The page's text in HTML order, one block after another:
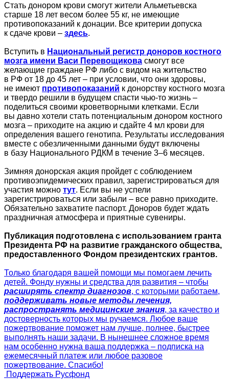
Стать донором крови смогут жители Альметьевска
старше 18 лет весом более 55 кг, не имеющие
противопоказаний к донации. Все критерии допуска
к сдаче крови – здесь.
Вступить в Национальный регистр доноров костного
мозга имени Васи Перевощикова смогут все
желающие граждане РФ либо с видом на жительство
в РФ от 18 до 45 лет – при условии, что они здоровы,
не имеют противопоказаний к донорству костного мозга
и твердо решили в будущем спасти чью-то жизнь –
поделиться своими кроветворными клетками. Если
вы давно хотели стать потенциальным донором костного
мозга – приходите на акцию и сдайте 4 мл крови для
определения вашего генотипа. Результаты исследования
вместе с обезличенными данными будут включены
в базу Национального РДКМ в течение 3–6 месяцев.
Зимняя донорская акция пройдет с соблюдением
противоэпидемических правил, зарегистрироваться для
участия можно тут. Если вы не успели
зарегистрироваться или забыли – все равно приходите.
Обязательно захватите паспорт. Доноров будет ждать
праздничная атмосфера и приятные сувениры.
Публикация подготовлена с использованием гранта
Президента РФ на развитие гражданского общества,
предоставленного Фондом президентских грантов.
Только благодаря вашей помощи мы помогаем лечить
детей. Фонду нужны и средства для развития – чтобы
расширять спектр диагнозов, с которыми работаем,
поддерживать новые методы лечения,
распространять медицинские знания, за качество и
достоверность которых мы ручаемся. Любое ваше
пожертвование поможет нам лучше, полнее, быстрее
выполнять наши задачи. В нынешнее сложное время
нам особенно нужна ваша поддержка – подписка на
ежемесячный платеж или любое разовое
пожертвование. Спасибо!
Поддержать Русфонд